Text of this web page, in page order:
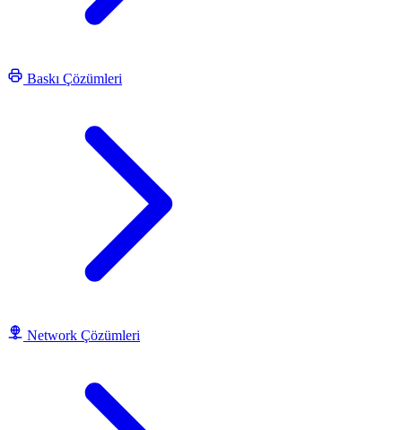
Baskı Çözümleri
Network Çözümleri